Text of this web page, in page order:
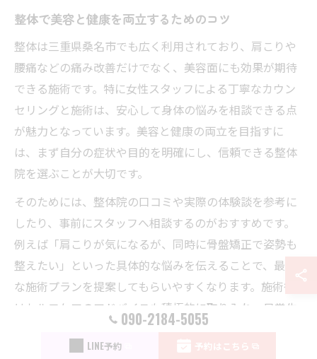
整体で美容と健康を両立するためのコツ
整体は三重県桑名市でも広く利用されており、肩こりや
腰痛などの痛み改善だけでなく、美容面にも効果が期待
できる施術です。特に女性スタッフによる丁寧なカウン
セリングと施術は、安心して身体の悩みを相談できる点
が魅力となっています。美容と健康の両立を目指すに
は、まず自分の症状や目的を明確にし、信頼できる整体
院を選ぶことが大切です。
そのためには、整体院の口コミや実際の体験談を参考に
したり、事前にスタッフへ相談するのがおすすめです。
例えば「肩こりが気になるが、同時に骨盤矯正で姿勢も
整えたい」といった具体的な悩みを伝えることで、最適
な施術プランを提案してもらいやすくなります。施術後
はセルフケアのアドバイスも積極的に取り入れ、日常生
活でも美と健康を意識しましょう。
090-2184-5055
LINE予約 予約はこちら